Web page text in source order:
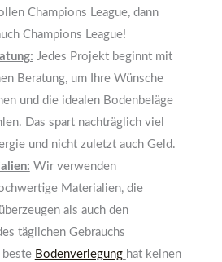
Champions League, dann
Champions League!
Jedes Projekt beginnt mit
Beratung, um Ihre Wünsche
und die idealen Bodenbeläge
Das spart nachträglich viel
und nicht zuletzt auch Geld.
Wir verwenden
Materialien, die
als auch den
täglichen Gebrauchs
beste Bodenverlegung hat keinen